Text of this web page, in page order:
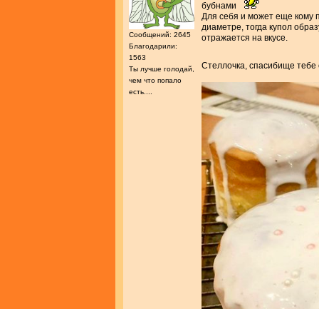
Сообщений: 2645
Благодарили:
1563
Ты лучше голодай,
чем что попало
есть....
бубнами
Для себя и может еще кому
диаметре, тогда купол
отражается на вкусе.
Стеллочка, спасибище